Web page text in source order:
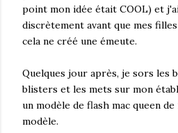
point mon idée était COOL) et
discrètement avant que mes
cela ne créé une émeute.
Quelques jour après, je sors les
blisters et les mets sur mon
un modèle de flash mac queen
modèle.